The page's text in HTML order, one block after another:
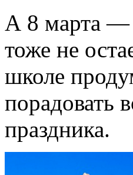
А 8 марта —
тоже не
школе
порадовать
праздника.